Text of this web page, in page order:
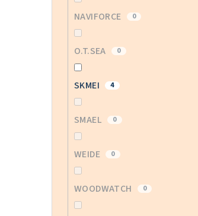
NAVIFORCE 0
O.T.SEA 0
SKMEI 4
SMAEL 0
WEIDE 0
WOODWATCH 0